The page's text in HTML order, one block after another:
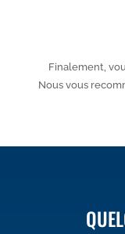
Finalement,
Nous vous